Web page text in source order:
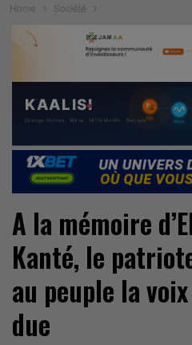
Home Société
A la mémoire
Kanté, le
au peuple la
due